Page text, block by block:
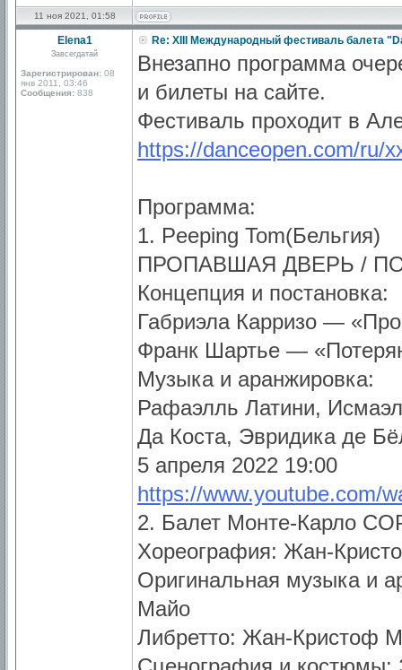
11 ноя 2021, 01:58
Elena1
Завсегдатай
Зарегистрирован: 08
янв 2011, 03:46
Сообщения: 838
Re: XIII Международный фестиваль балета
Внезапно программа
и билеты на сайте.
Фестиваль проходит в
https://danceopen.com/ru/
Программа:
1. Peeping Tom(Бельгия)
ПРОПАВШАЯ ДВЕРЬ /
Концепция и постановка:
Габриэла Карризо —
Франк Шартье —
Музыка и аранжировка:
Рафаэлль Латини,
Да Коста, Эвридика де
5 апреля 2022 19:00
https://www.youtube.com/
2. Балет Монте-Карло
Хореография: Жан-
Оригинальная музыка и
Майо
Либретто: Жан-Кристоф